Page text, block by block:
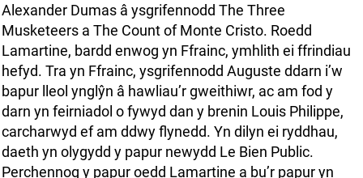
Alexander Dumas â ysgrifennodd The Three
Musketeers a The Count of Monte Cristo. Roedd
Lamartine, bardd enwog yn Ffrainc, ymhlith ei ffrindiau
hefyd. Tra yn Ffrainc, ysgrifennodd Auguste ddarn i’w
bapur lleol ynglŷn â hawliau’r gweithiwr, ac am fod y
darn yn feirniadol o fywyd dan y brenin Louis Philippe,
carcharwyd ef am ddwy flynedd. Yn dilyn ei ryddhau,
daeth yn olygydd y papur newydd Le Bien Public.
Perchennog y papur oedd Lamartine a bu’r papur yn